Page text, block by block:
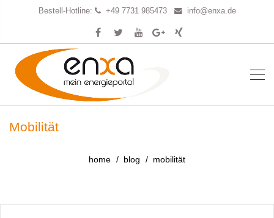
Bestell-Hotline: +49 7731 985473 info@enxa.de
Mobilität
home blog mobilität